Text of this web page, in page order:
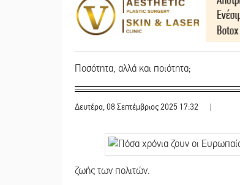
Ποσότητα, αλλά και ποιότητα;
Δευτέρα, 08 Σεπτέμβριος 2025 17:32 |
ζωής των πολιτών.